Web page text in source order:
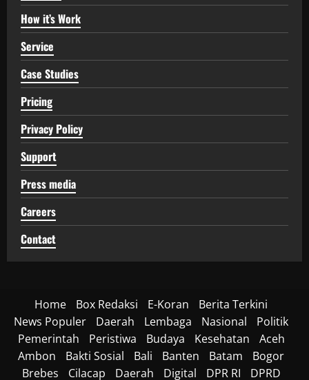
How it’s Work
Service
Case Studies
Pricing
Privacy Policy
Support
Press media
Careers
Contact
Home Box Redaksi E-Koran
Berita Terkini
News Populer
Daerah Lembaga Nasional
Politik
Pemerintah
Peristiwa Budaya Kesehatan
Aceh
Ambon
Bakti Sosial Bali Banten Batam
Bogor
Brebes
Cilacap Daerah Digital DPR RI DPRD